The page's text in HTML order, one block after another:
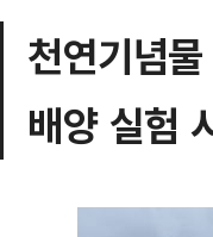
천연기념
배양 실험